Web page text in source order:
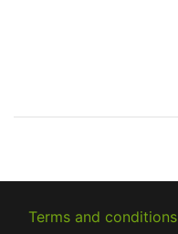
Terms and conditions